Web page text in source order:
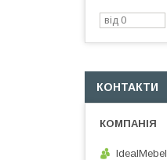
КОНТАКТИ
IdealMebel